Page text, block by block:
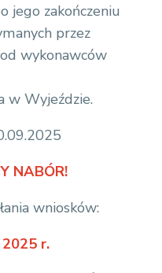
jego zakończeniu
przez
wykonawców
w Wyjeździe.
NABÓR!
wniosków:
r.